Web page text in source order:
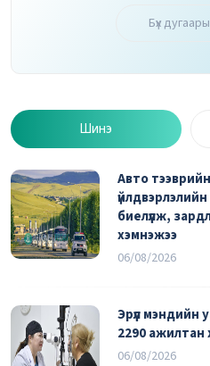
Бүх
Шинэ
Авто
биелүүлж,
хэмнэжээ
06/08/2026
Эрүүл мэндийн
2290 ажилтан
06/08/2026